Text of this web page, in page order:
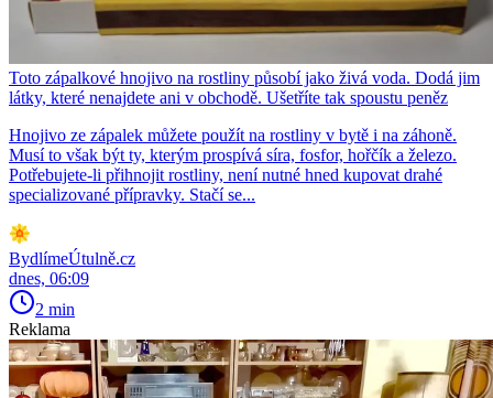
Toto zápalkové hnojivo na rostliny působí jako živá voda. Dodá jim
látky, které nenajdete ani v obchodě. Ušetříte tak spoustu peněz
Hnojivo ze zápalek můžete použít na rostliny v bytě i na záhoně.
Musí to však být ty, kterým prospívá síra, fosfor, hořčík a železo.
Potřebujete-li přihnojit rostliny, není nutné hned kupovat drahé
specializované přípravky. Stačí se...
BydlímeÚtulně.cz
dnes, 06:09
2 min
Reklama